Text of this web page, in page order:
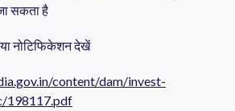
सकता है
नोटिफिकेशन देखें
content/dam/invest-
198117.pdf